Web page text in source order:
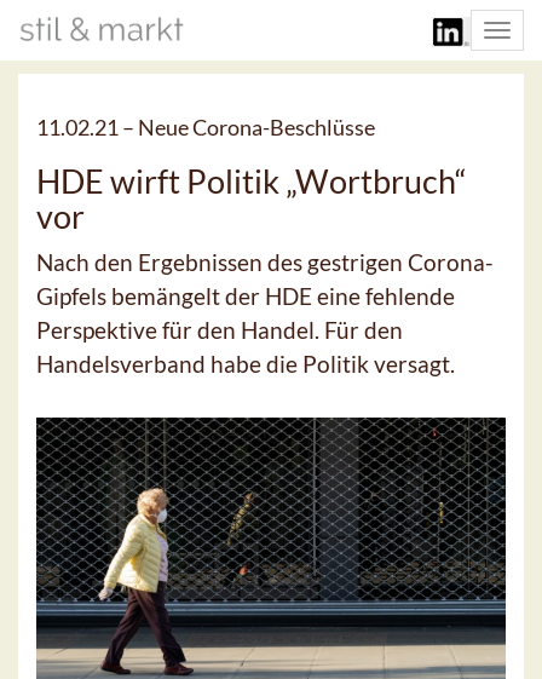
11.02.21 – Neue Corona-Beschlüsse
HDE wirft Politik „Wortbruch“
vor
Nach den Ergebnissen des gestrigen Corona-
Gipfels bemängelt der HDE eine fehlende
Perspektive für den Handel. Für den
Handelsverband habe die Politik versagt.